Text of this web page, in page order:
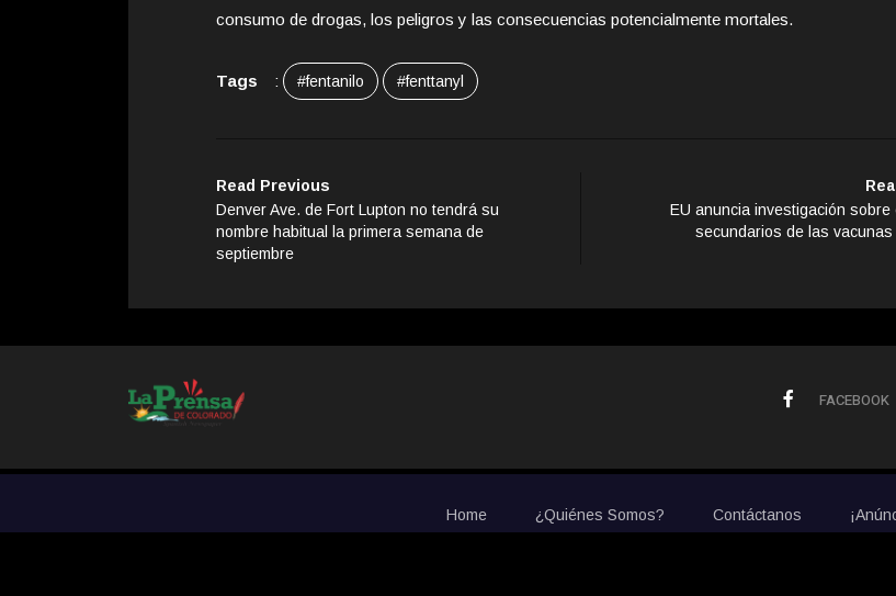
consumo de drogas, los peligros y las consecuencias potencialmente mortales.
Tags : #fentanilo #fenttanyl
Read Previous
Denver Ave. de Fort Lupton no tendrá su
nombre habitual la primera semana de
septiembre
EU anuncia investigación sobre
secundarios de las vacunas
FACEBOOK
Home ¿Quiénes Somos? Contáctanos